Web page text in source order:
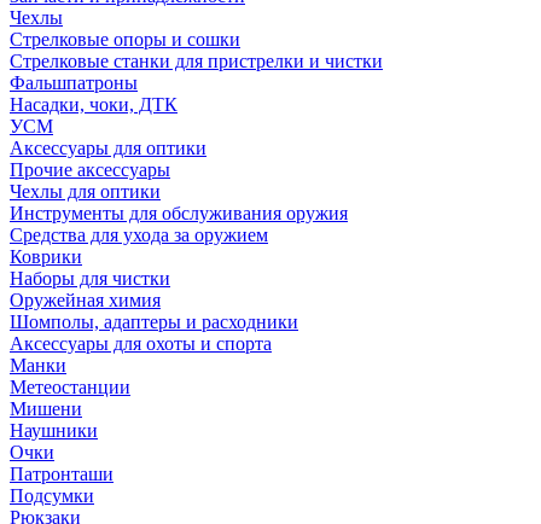
Чехлы
Стрелковые опоры и сошки
Стрелковые станки для пристрелки и чистки
Фальшпатроны
Насадки, чоки, ДТК
УСМ
Аксессуары для оптики
Прочие аксессуары
Чехлы для оптики
Инструменты для обслуживания оружия
Средства для ухода за оружием
Коврики
Наборы для чистки
Оружейная химия
Шомполы, адаптеры и расходники
Аксессуары для охоты и спорта
Манки
Метеостанции
Мишени
Наушники
Очки
Патронташи
Подсумки
Рюкзаки